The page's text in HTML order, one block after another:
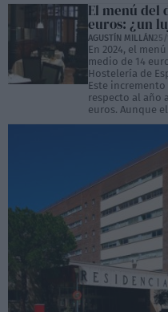
El menú del
euros: ¿un
AGUSTÍN MILLÁN
En 2024, el
medio de 14
Hostelería de
Este
respecto al año
euros. Aunque